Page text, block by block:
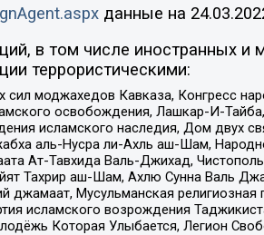
данные на
в том числе иностранных и
террористическими:
моджахедов Кавказа, Конгресс
освобождения, Лашкар-И-
исламского наследия, Дом двух
аль-Нусра ли-Ахль аш-Шам,
Ат-Тавхида Валь-Джихад,
Тахрир аш-Шам, Ахлю Сунна Валь
джамаат, Мусульманская
исламского возрождения
Которая Улыбается, Легион